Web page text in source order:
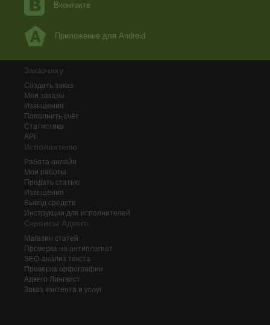
Вконтакте
Приложение для Android
Заказчику
Создать заказ
Мои заказы
Извещения
Пополнить счёт
Статистика
API
Исполнителю
Работа онлайн
Мои работы
Продать статью
Извещения
Вывод средств
Инструкции для исполнителей
Сервисы Адвего
Магазин статей
Проверка на антиплагиат
SEO-анализ текста
Проверка орфографии
Адвего Лингвист
Заказ контента и услуг